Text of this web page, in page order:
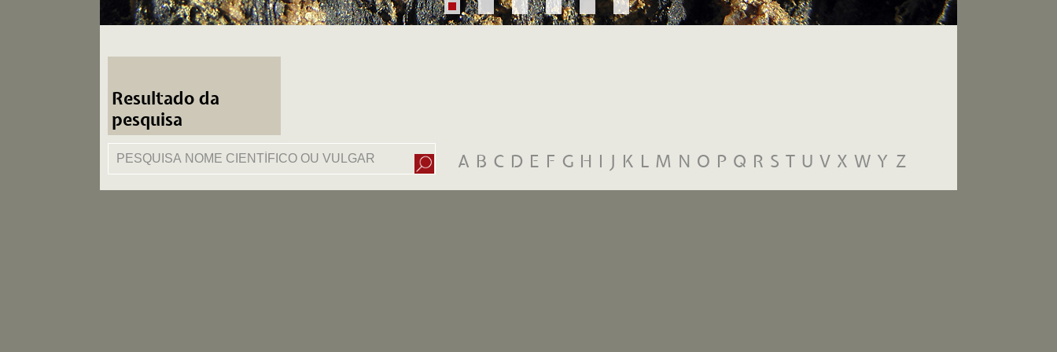
Resultado da
pesquisa
A B C D E F G H I J K L M N O P Q R S T U V X W Y Z